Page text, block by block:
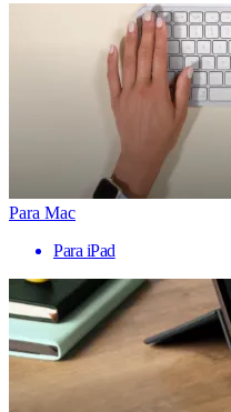
Para Mac
Para iPad